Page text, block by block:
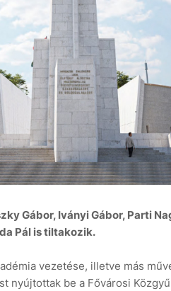
Gábor, Iványi Gábor, Parti
Pál is tiltakozik.
vezetése, illetve más
nyújtottak be a Fővárosi